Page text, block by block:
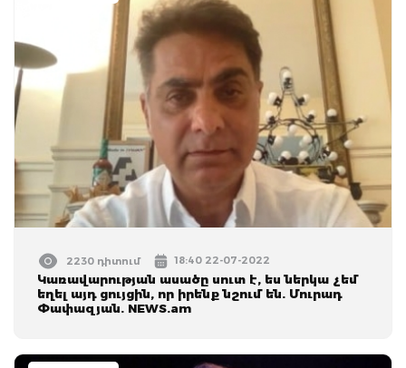
2230 դիտում 18:40 22-07-2022
Կառավարության ասածը սուտ է, ես ներկա չեմ
եղել այդ ցույցին, որ իրենք նշում են. Մուրադ
Փափազյան. NEWS.am